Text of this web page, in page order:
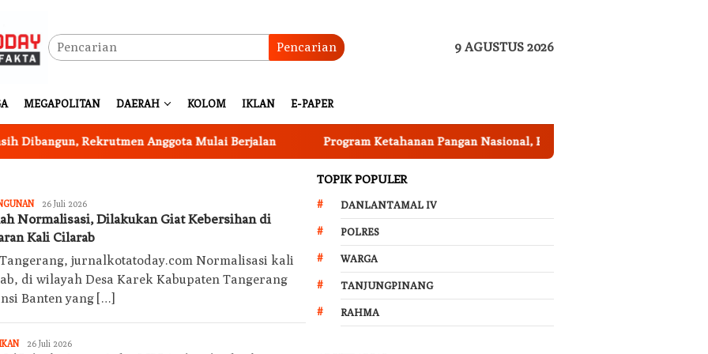
Pencarian 9 AGUSTUS 2026
MEGAPOLITAN DAERAH KOLOM IKLAN E-PAPER
Rekrutmen Anggota Mulai Berjalan Program Ketahanan Pangan Nasional, Pemkab Garut Harus Peka Mengatasi
Jurnalkotatoday
26 Juli 2026
Normalisasi, Dilakukan Giat Kebersihan di
Kali Cilarab
jurnalkotatoday.com Normalisasi kali
di wilayah Desa Karek Kabupaten Tangerang
Banten yang […]
Jurnalkotatoday
26 Juli 2026
TOPIK POPULER
DANLANTAMAL IV
POLRES
WARGA
TANJUNGPINANG
RAHMA